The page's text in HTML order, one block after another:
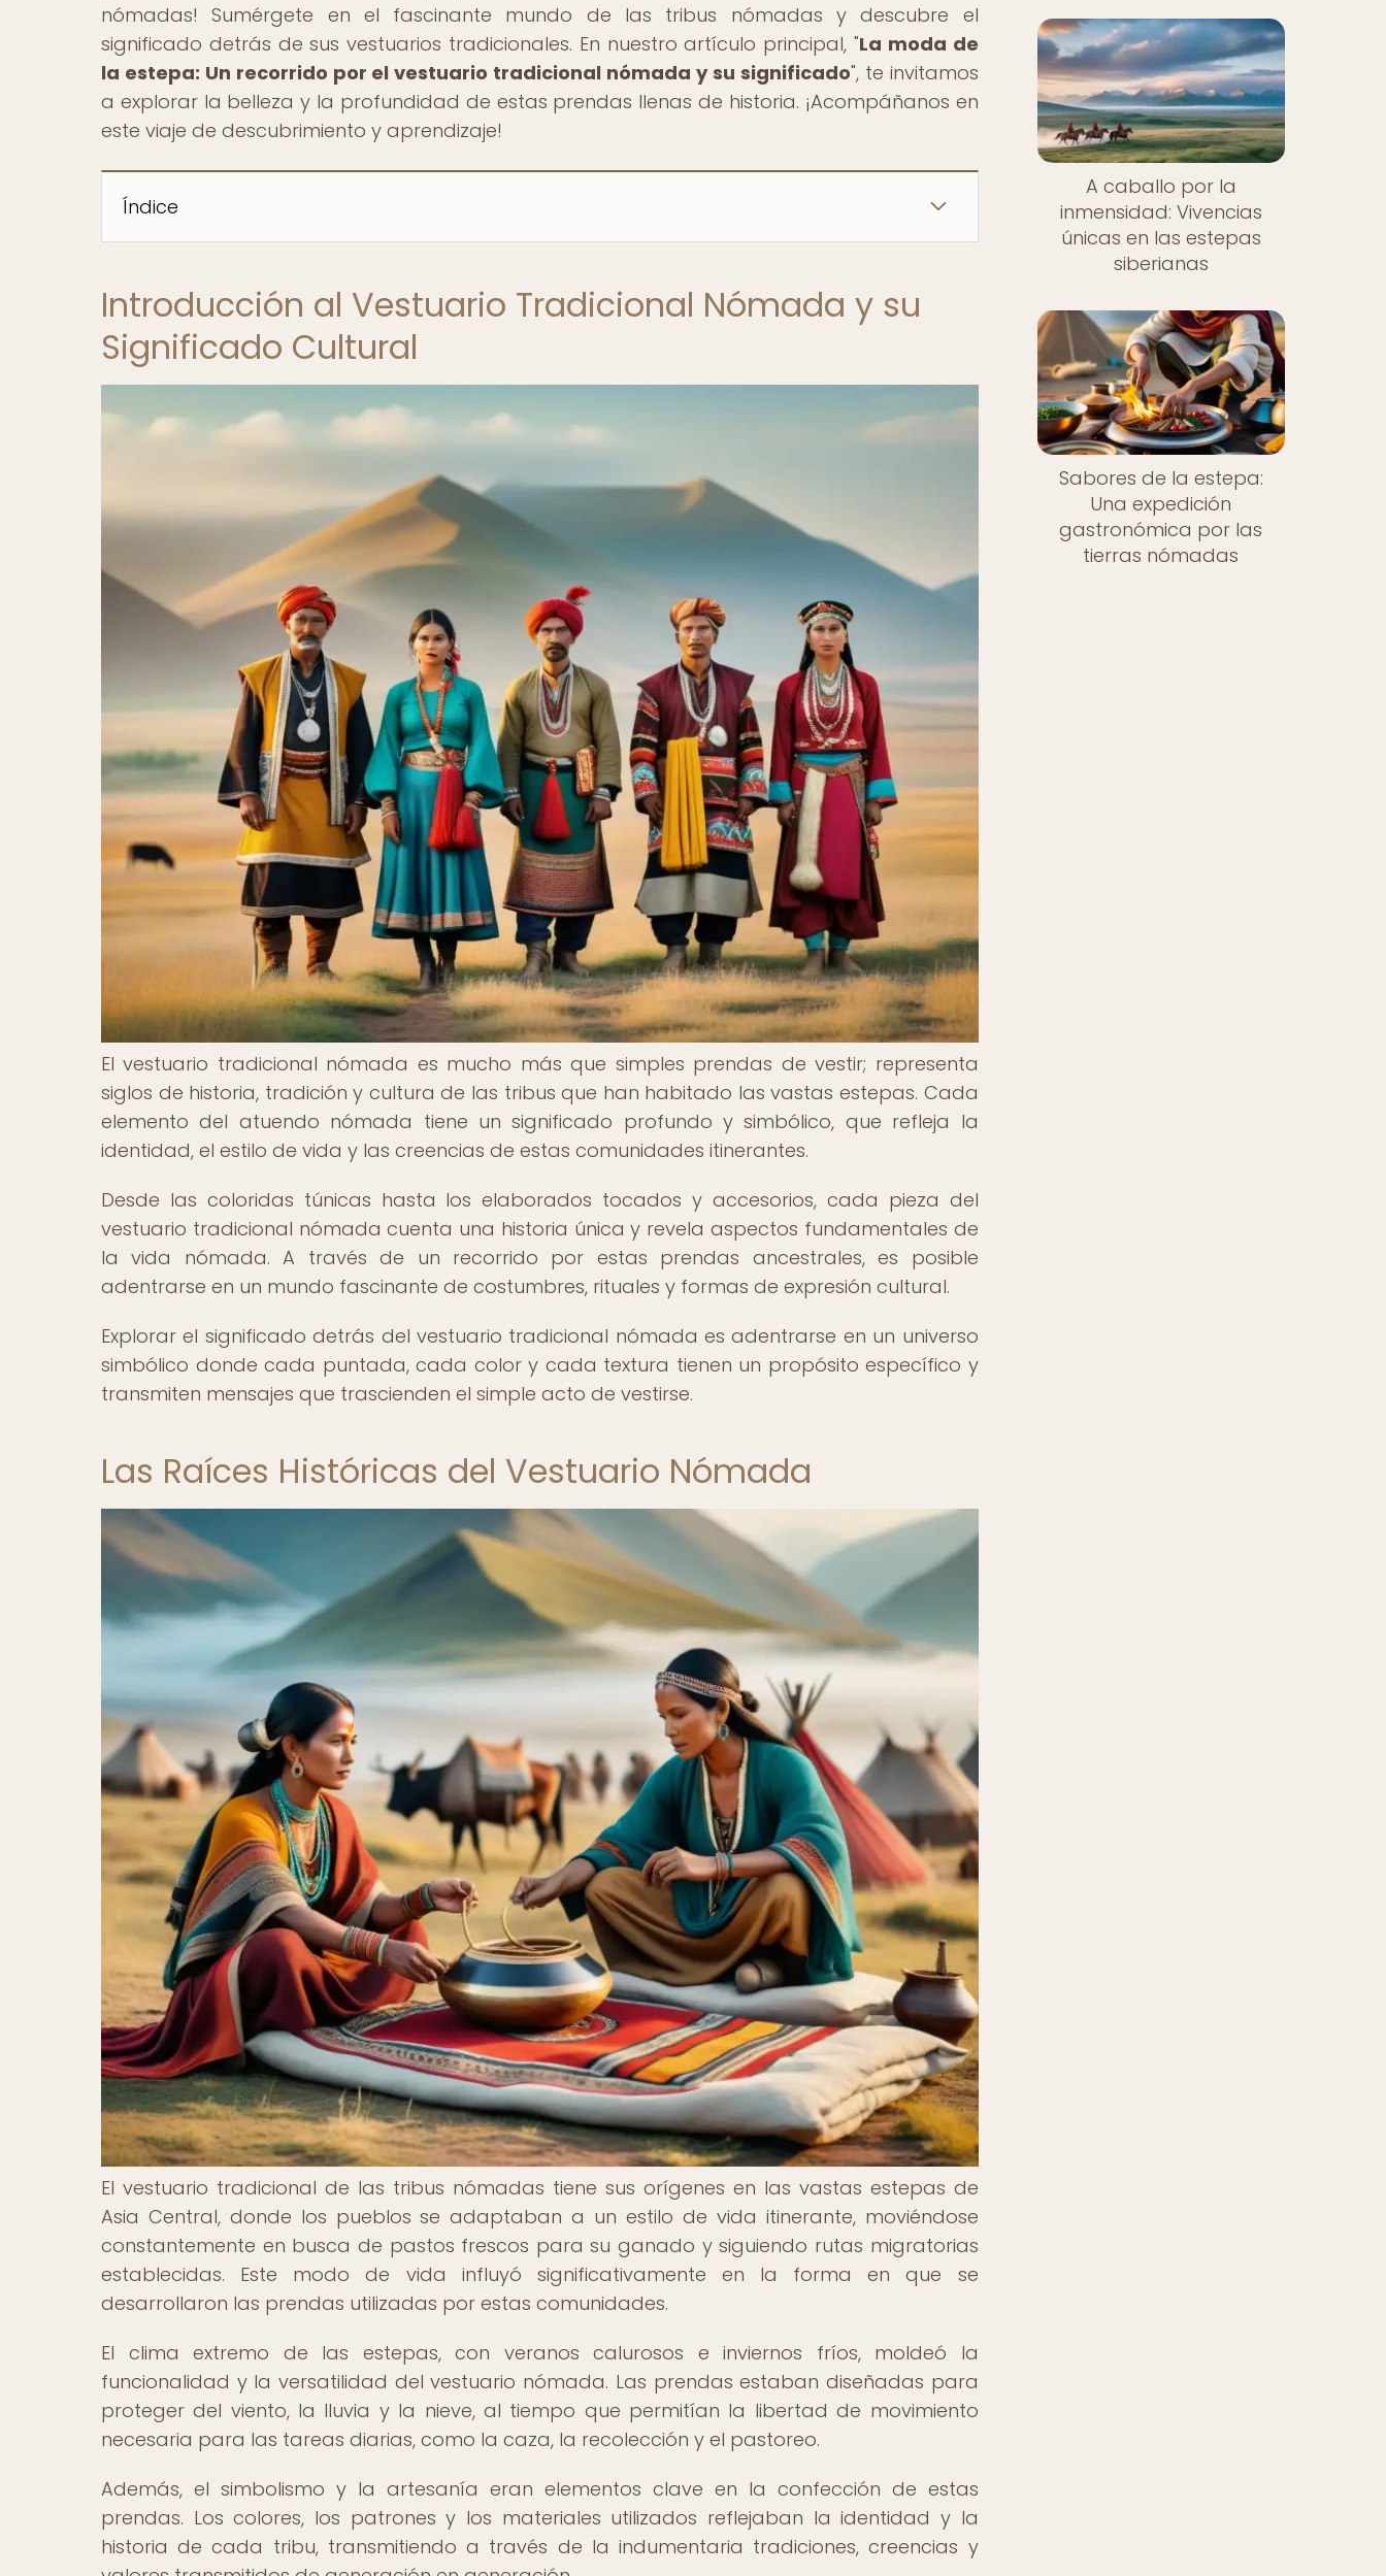
nómadas! Sumérgete en el fascinante mundo de las tribus nómadas y descubre el
significado detrás de sus vestuarios tradicionales. En nuestro artículo principal, "La moda de
la estepa: Un recorrido por el vestuario tradicional nómada y su significado", te invitamos
a explorar la belleza y la profundidad de estas prendas llenas de historia. ¡Acompáñanos en
este viaje de descubrimiento y aprendizaje!
Índice
Introducción al Vestuario Tradicional Nómada y su
Significado Cultural
El vestuario tradicional nómada es mucho más que simples prendas de vestir; representa
siglos de historia, tradición y cultura de las tribus que han habitado las vastas estepas. Cada
elemento del atuendo nómada tiene un significado profundo y simbólico, que refleja la
identidad, el estilo de vida y las creencias de estas comunidades itinerantes.
Desde las coloridas túnicas hasta los elaborados tocados y accesorios, cada pieza del
vestuario tradicional nómada cuenta una historia única y revela aspectos fundamentales de
la vida nómada. A través de un recorrido por estas prendas ancestrales, es posible
adentrarse en un mundo fascinante de costumbres, rituales y formas de expresión cultural.
Explorar el significado detrás del vestuario tradicional nómada es adentrarse en un universo
simbólico donde cada puntada, cada color y cada textura tienen un propósito específico y
transmiten mensajes que trascienden el simple acto de vestirse.
Las Raíces Históricas del Vestuario Nómada
El vestuario tradicional de las tribus nómadas tiene sus orígenes en las vastas estepas de
Asia Central, donde los pueblos se adaptaban a un estilo de vida itinerante, moviéndose
constantemente en busca de pastos frescos para su ganado y siguiendo rutas migratorias
establecidas. Este modo de vida influyó significativamente en la forma en que se
desarrollaron las prendas utilizadas por estas comunidades.
El clima extremo de las estepas, con veranos calurosos e inviernos fríos, moldeó la
funcionalidad y la versatilidad del vestuario nómada. Las prendas estaban diseñadas para
proteger del viento, la lluvia y la nieve, al tiempo que permitían la libertad de movimiento
necesaria para las tareas diarias, como la caza, la recolección y el pastoreo.
Además, el simbolismo y la artesanía eran elementos clave en la confección de estas
prendas. Los colores, los patrones y los materiales utilizados reflejaban la identidad y la
historia de cada tribu, transmitiendo a través de la indumentaria tradiciones, creencias y
A caballo por la
inmensidad: Vivencias
únicas en las estepas
siberianas
Sabores de la estepa:
Una expedición
gastronómica por las
tierras nómadas